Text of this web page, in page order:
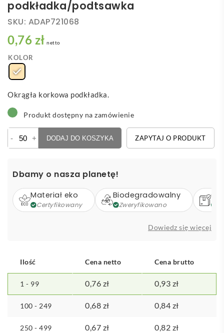
podkładka/podtsawka
SKU: ADAP721068
0,76 zł netto
KOLOR
Okrągła korkowa podkładka.
Produkt dostępny na zamówienie
-
Brunex
+ DODAJ DO KOSZYKA ZAPYTAJ O PRODUKT
Dbamy o nasza planetę!
Materiał eko
Certyfikowany
Biodegradowalny
Zweryfikowano
Dowiedz się więcej
Ilość Cena netto Cena brutto
1 - 99 0,76 zł 0,93 zł
100 - 249 0,68 zł 0,84 zł
250 - 499 0,67 zł 0,82 zł